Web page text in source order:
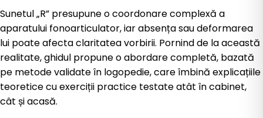
Sunetul „R” presupune o coordonare complexă a
aparatului fonoarticulator, iar absența sau deformarea
lui poate afecta claritatea vorbirii. Pornind de la această
realitate, ghidul propune o abordare completă, bazată
pe metode validate în logopedie, care îmbină explicațiile
teoretice cu exerciții practice testate atât în cabinet,
cât și acasă.